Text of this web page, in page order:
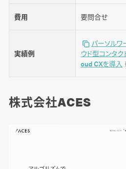
費用 要問合せ
実績例
パーソルワ
ウド型コンタ
oud CXを導入
株式会社ACES